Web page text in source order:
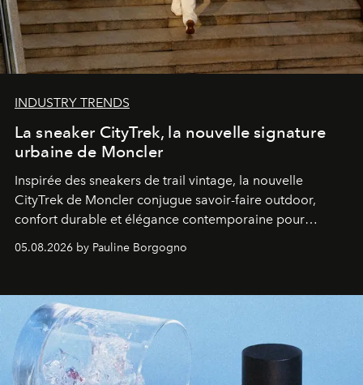
INDUSTRY TRENDS
La sneaker CityTrek, la nouvelle signature
urbaine de Moncler
Inspirée des sneakers de trail vintage, la nouvelle
CityTrek de Moncler conjugue savoir-faire outdoor,
confort durable et élégance contemporaine pour
accompagner les explorations du quotidien.
05.08.2026 by Pauline Borgogno